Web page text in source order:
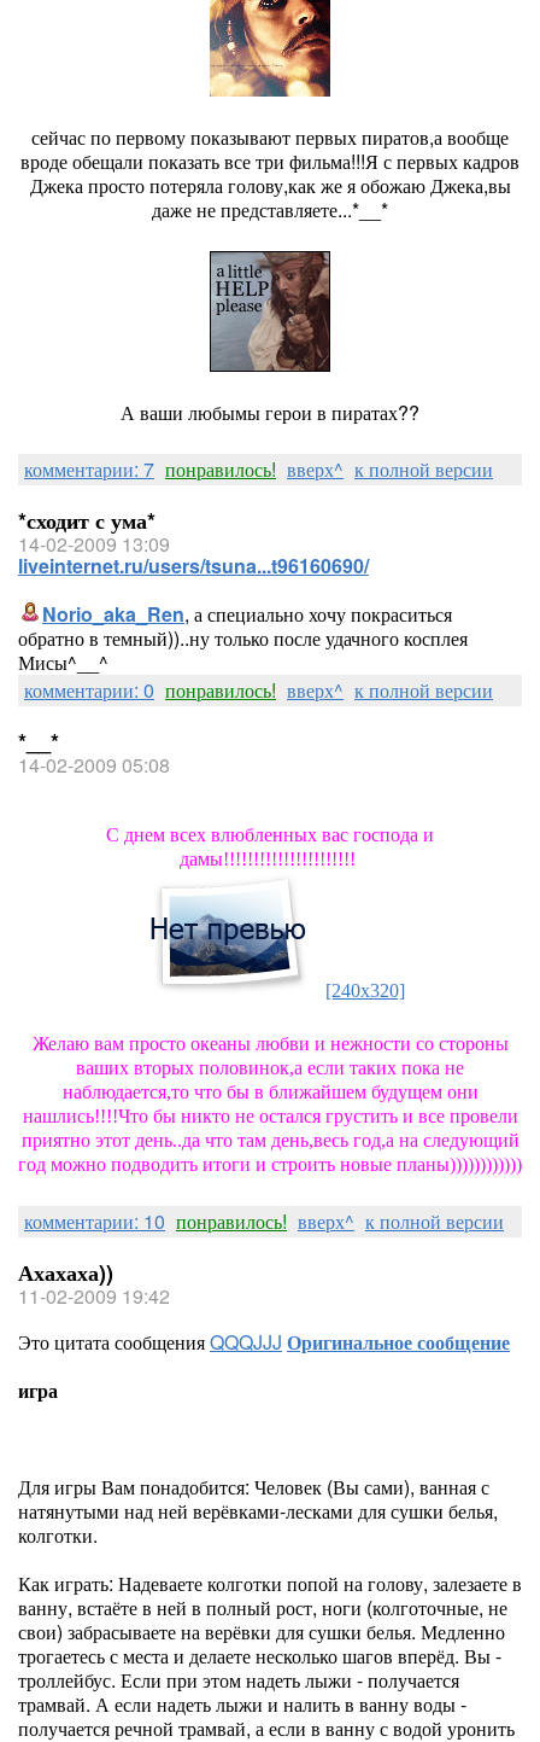
сейчас по первому показывают первых пиратов,а вообще
вроде обещали показать все три фильма!!!Я с первых кадров
Джека просто потеряла голову,как же я обожаю Джека,вы
даже не представляете...*__*
А ваши любымы герои в пиратах??
комментарии: 7 понравилось! вверх^ к полной версии
*сходит с ума*
14-02-2009 13:09
liveinternet.ru/users/tsuna...t96160690/
Norio_aka_Ren, а специально хочу покраситься
обратно в темный))..ну только после удачного косплея
Мисы^__^
комментарии: 0 понравилось! вверх^ к полной версии
*__*
14-02-2009 05:08
С днем всех влюбленных вас господа и
дамы!!!!!!!!!!!!!!!!!!!!!!
[240x320]
Желаю вам просто океаны любви и нежности со стороны
ваших вторых половинок,а если таких пока не
наблюдается,то что бы в ближайшем будущем они
нашлись!!!!Что бы никто не остался грустить и все провели
приятно этот день..да что там день,весь год,а на следующий
год можно подводить итоги и строить новые планы))))))))))))
комментарии: 10 понравилось! вверх^ к полной версии
Ахахаха))
11-02-2009 19:42
Это цитата сообщенияQQQJJJ Оригинальное сообщение
игра
Для игры Вам понадобится: Человек (Вы сами), ванная с
натянутыми над ней верёвками-лесками для сушки белья,
колготки.
Как играть: Надеваете колготки попой на голову, залезаете в
ванну, встаёте в ней в полный рост, ноги (колготочные, не
свои) забрасываете на верёвки для сушки белья. Медленно
трогаетесь с места и делаете несколько шагов вперёд. Вы -
троллейбус. Если при этом надеть лыжи - получается
трамвай. А если надеть лыжи и налить в ванну воды -
получается речной трамвай, а если в ванну с водой уронить